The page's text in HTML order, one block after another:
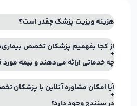
هزینه ویزیت پزشک چقدر است؟
از کجا بفهمیم پزشکان تخصص
چه خدماتی ارائه می‌دهند و بیمه
آیا امکان مشاوره آنلاین با پزشکان